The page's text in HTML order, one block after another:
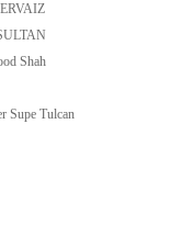
Shah
Supe Tulcan